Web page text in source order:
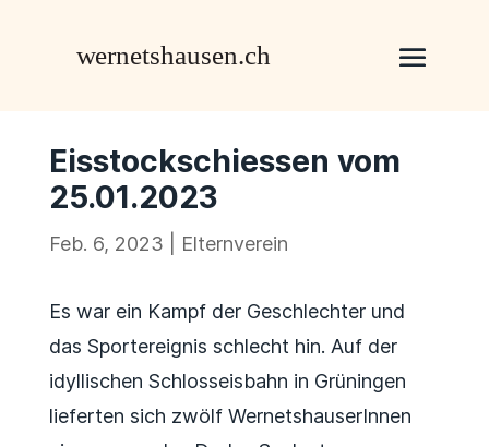
Eisstockschiessen vom
25.01.2023
Feb. 6, 2023 Elternverein
Es war ein Kampf der Geschlechter und
das Sportereignis schlecht hin. Auf der
idyllischen Schlosseisbahn in Grüningen
lieferten sich zwölf WernetshauserInnen